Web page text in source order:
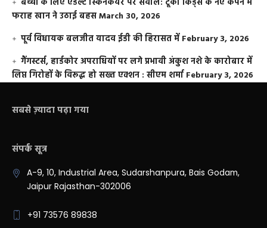
फराह खान ने उठाई बहसMarch 30, 2026
पूर्व विधायक बलजीत यादव ईडी की हिरासत में February 3, 2026
गैंगस्टर्स, हार्डकोर अपराधियों पर लगे प्रभावी अंकुश नशे के कारोबार में
लिप्त गिरोहों के विरूद्ध हो सख्त एक्शन : सीएम शर्मा February 3, 2026
सबसे ज़्यादा पढ़ा गया
संपर्क सूत्र
A-9, 10, Industrial Area, Sudarshanpura, Bais Godam,
Jaipur Rajasthan-302006
+91 73576 89838